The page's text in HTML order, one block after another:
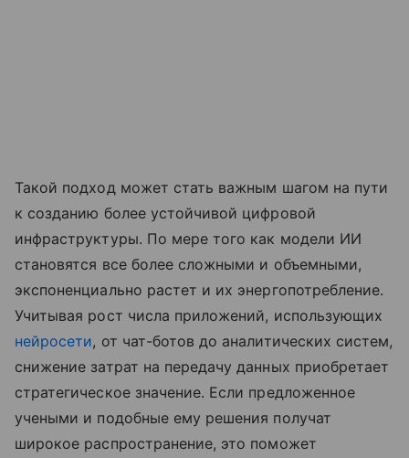
Такой подход может стать важным шагом на пути
к созданию более устойчивой цифровой
инфраструктуры. По мере того как модели ИИ
становятся все более сложными и объемными,
экспоненциально растет и их энергопотребление.
Учитывая рост числа приложений, использующих
нейросети, от чат-ботов до аналитических систем,
снижение затрат на передачу данных приобретает
стратегическое значение. Если предложенное
учеными и подобные ему решения получат
широкое распространение, это поможет